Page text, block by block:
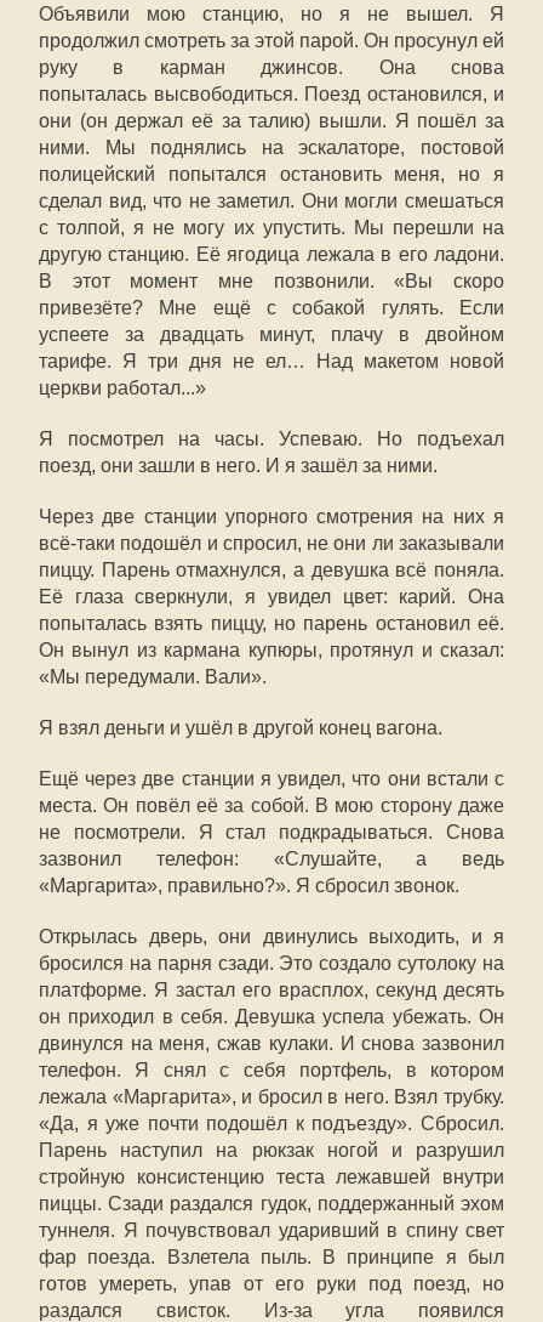
Объявили мою станцию, но я не вышел. Я
продолжил смотреть за этой парой. Он просунул ей
руку в карман джинсов. Она снова
попыталась высвободиться. Поезд остановился, и
они (он держал её за талию) вышли. Я пошёл за
ними. Мы поднялись на эскалаторе, постовой
полицейский попытался остановить меня, но я
сделал вид, что не заметил. Они могли смешаться
с толпой, я не могу их упустить. Мы перешли на
другую станцию. Её ягодица лежала в его ладони.
В этот момент мне позвонили. «Вы скоро
привезёте? Мне ещё с собакой гулять. Если
успеете за двадцать минут, плачу в двойном
тарифе. Я три дня не ел… Над макетом новой
церкви работал...»
Я посмотрел на часы. Успеваю. Но подъехал
поезд, они зашли в него. И я зашёл за ними.
Через две станции упорного смотрения на них я
всё-таки подошёл и спросил, не они ли заказывали
пиццу. Парень отмахнулся, а девушка всё поняла.
Её глаза сверкнули, я увидел цвет: карий. Она
попыталась взять пиццу, но парень остановил её.
Он вынул из кармана купюры, протянул и сказал:
«Мы передумали. Вали».
Я взял деньги и ушёл в другой конец вагона.
Ещё через две станции я увидел, что они встали с
места. Он повёл её за собой. В мою сторону даже
не посмотрели. Я стал подкрадываться. Снова
зазвонил телефон: «Слушайте, а ведь
«Маргарита», правильно?». Я сбросил звонок.
Открылась дверь, они двинулись выходить, и я
бросился на парня сзади. Это создало сутолоку на
платформе. Я застал его врасплох, секунд десять
он приходил в себя. Девушка успела убежать. Он
двинулся на меня, сжав кулаки. И снова зазвонил
телефон. Я снял с себя портфель, в котором
лежала «Маргарита», и бросил в него. Взял трубку.
«Да, я уже почти подошёл к подъезду». Сбросил.
Парень наступил на рюкзак ногой и разрушил
стройную консистенцию теста лежавшей внутри
пиццы. Сзади раздался гудок, поддержанный эхом
туннеля. Я почувствовал ударивший в спину свет
фар поезда. Взлетела пыль. В принципе я был
готов умереть, упав от его руки под поезд, но
раздался свисток. Из-за угла появился